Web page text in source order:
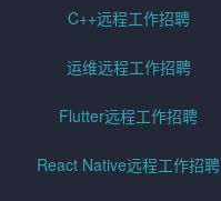
C++远程工作招聘
运维远程工作招聘
Flutter远程工作招聘
React Native远程工作招聘